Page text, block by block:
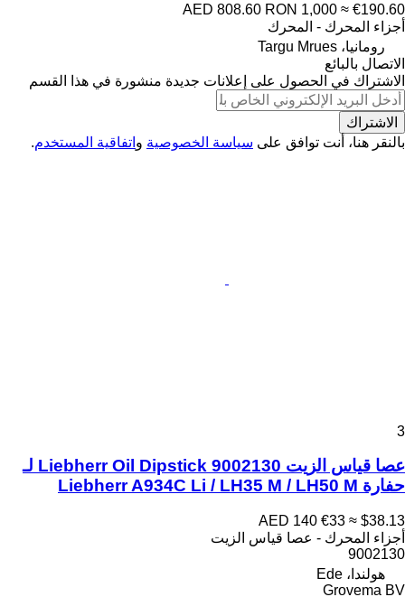
AED 808.60 RON 1,000 ≈ €190.60
أجزاء المحرك - المحرك
رومانيا، Targu Mrues
الاتصال بالبائع
الاشتراك في الحصول على إعلانات جديدة منشورة في هذا القسم
الاشتراك
بالنقر هنا، أنت توافق على سياسة الخصوصية و اتفاقية المستخدم.
3
عصا قياس الزيت Liebherr Oil Dipstick 9002130 لـ
حفارة Liebherr A934C Li / LH35 M / LH50 M
AED 140 €33 ≈ $38.13
أجزاء المحرك - عصا قياس الزيت
9002130
هولندا، Ede
Grovema BV